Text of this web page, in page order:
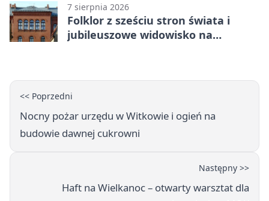
7 sierpnia 2026
Folklor z sześciu stron świata i
jubileuszowe widowisko na
<< Poprzedni
Nocny pożar urzędu w Witkowie i ogień na
budowie dawnej cukrowni
Następny >>
Haft na Wielkanoc – otwarty warsztat dla